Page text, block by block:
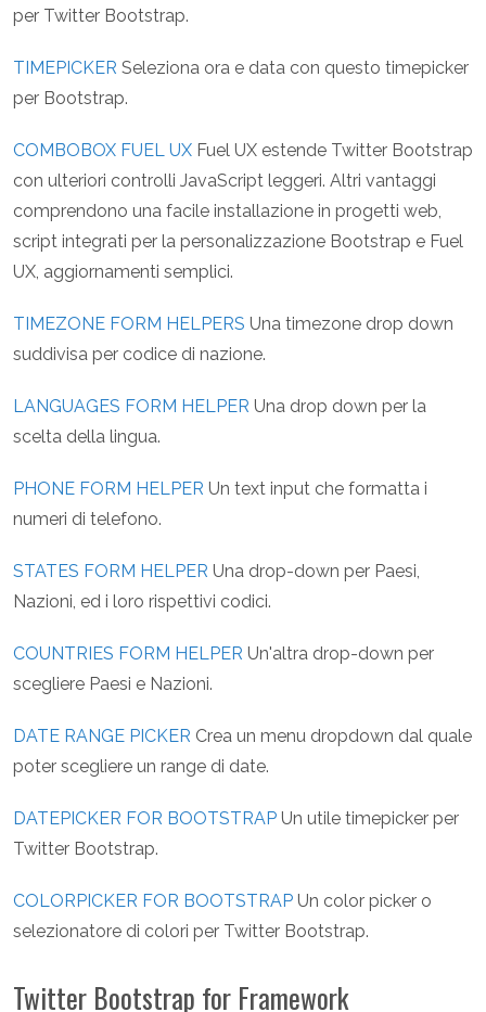
per Twitter Bootstrap.
TIMEPICKER Seleziona ora e data con questo timepicker
per Bootstrap.
COMBOBOX FUEL UX Fuel UX estende Twitter Bootstrap
con ulteriori controlli JavaScript leggeri. Altri vantaggi
comprendono una facile installazione in progetti web,
script integrati per la personalizzazione Bootstrap e Fuel
UX, aggiornamenti semplici.
TIMEZONE FORM HELPERS Una timezone drop down
suddivisa per codice di nazione.
LANGUAGES FORM HELPER Una drop down per la
scelta della lingua.
PHONE FORM HELPER Un text input che formatta i
numeri di telefono.
STATES FORM HELPER Una drop-down per Paesi,
Nazioni, ed i loro rispettivi codici.
COUNTRIES FORM HELPER Un'altra drop-down per
scegliere Paesi e Nazioni.
DATE RANGE PICKER Crea un menu dropdown dal quale
poter scegliere un range di date.
DATEPICKER FOR BOOTSTRAP Un utile timepicker per
Twitter Bootstrap.
COLORPICKER FOR BOOTSTRAP Un color picker o
selezionatore di colori per Twitter Bootstrap.
Twitter Bootstrap for Framework